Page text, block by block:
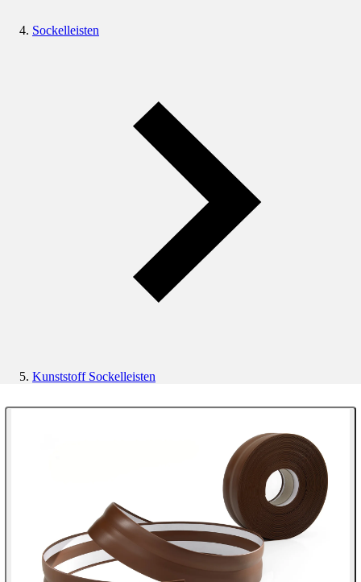
Sockelleisten
Kunststoff Sockelleisten